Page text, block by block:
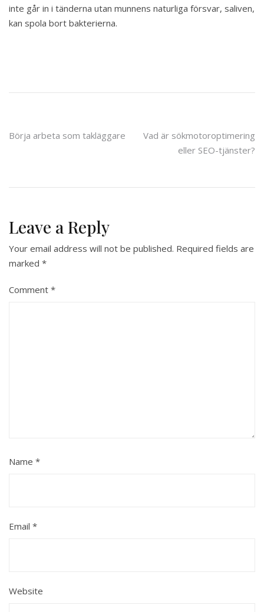
inte går in i tänderna utan munnens naturliga försvar, saliven,
kan spola bort bakterierna.
Post
Börja arbeta som takläggare
Vad är sökmotoroptimering
eller SEO-tjänster?
Leave a Reply
Your email address will not be published. Required fields are
marked *
Comment *
Name *
Email *
Website